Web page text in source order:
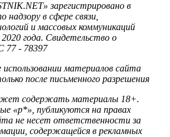
зарегистрировано в
надзору в сфере связи,
и массовых коммуникаций
года. Свидетельство о
77 - 78397
материалов сайта
после письменного разрешения
содержать материалы 18+.
«р*», публикуются на правах
не несет ответственности за
содержащейся в рекламных